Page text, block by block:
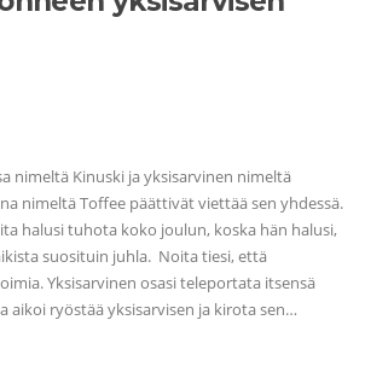
nimeltä Kinuski ja yksisarvinen nimeltä
nimeltä Toffee päättivät viettää sen yhdessä.
halusi tuhota koko joulun, koska hän halusi,
suosituin juhla. Noita tiesi, että
Yksisarvinen osasi teleportata itsensä
aikoi ryöstää yksisarvisen ja kirota sen…